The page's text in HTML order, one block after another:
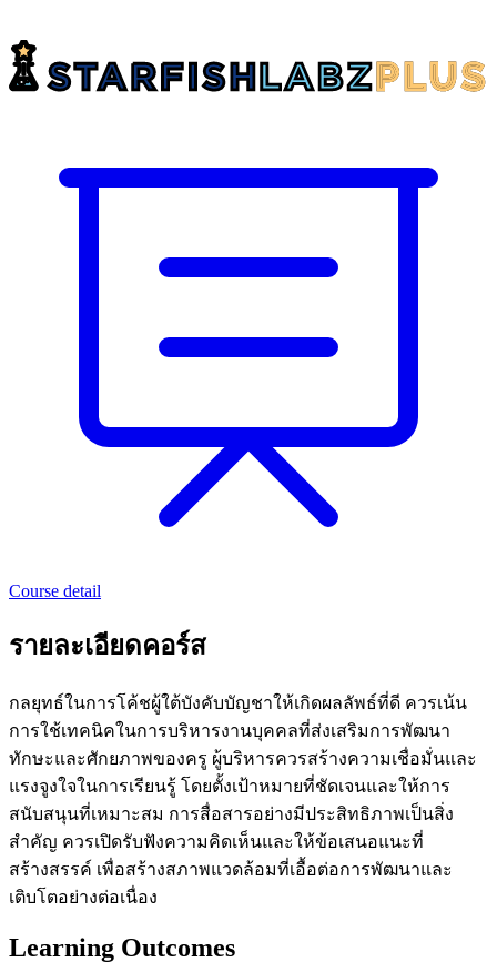
Course detail
รายละเอียดคอร์ส
กลยุทธ์ในการโค้ชผู้ใต้บังคับบัญชาให้เกิดผลลัพธ์ที่ดี ควรเน้น
การใช้เทคนิคในการบริหารงานบุคคลที่ส่งเสริมการพัฒนา
ทักษะและศักยภาพของครู ผู้บริหารควรสร้างความเชื่อมั่นและ
แรงจูงใจในการเรียนรู้ โดยตั้งเป้าหมายที่ชัดเจนและให้การ
สนับสนุนที่เหมาะสม การสื่อสารอย่างมีประสิทธิภาพเป็นสิ่ง
สำคัญ ควรเปิดรับฟังความคิดเห็นและให้ข้อเสนอแนะที่
สร้างสรรค์ เพื่อสร้างสภาพแวดล้อมที่เอื้อต่อการพัฒนาและ
เติบโตอย่างต่อเนื่อง
Learning Outcomes